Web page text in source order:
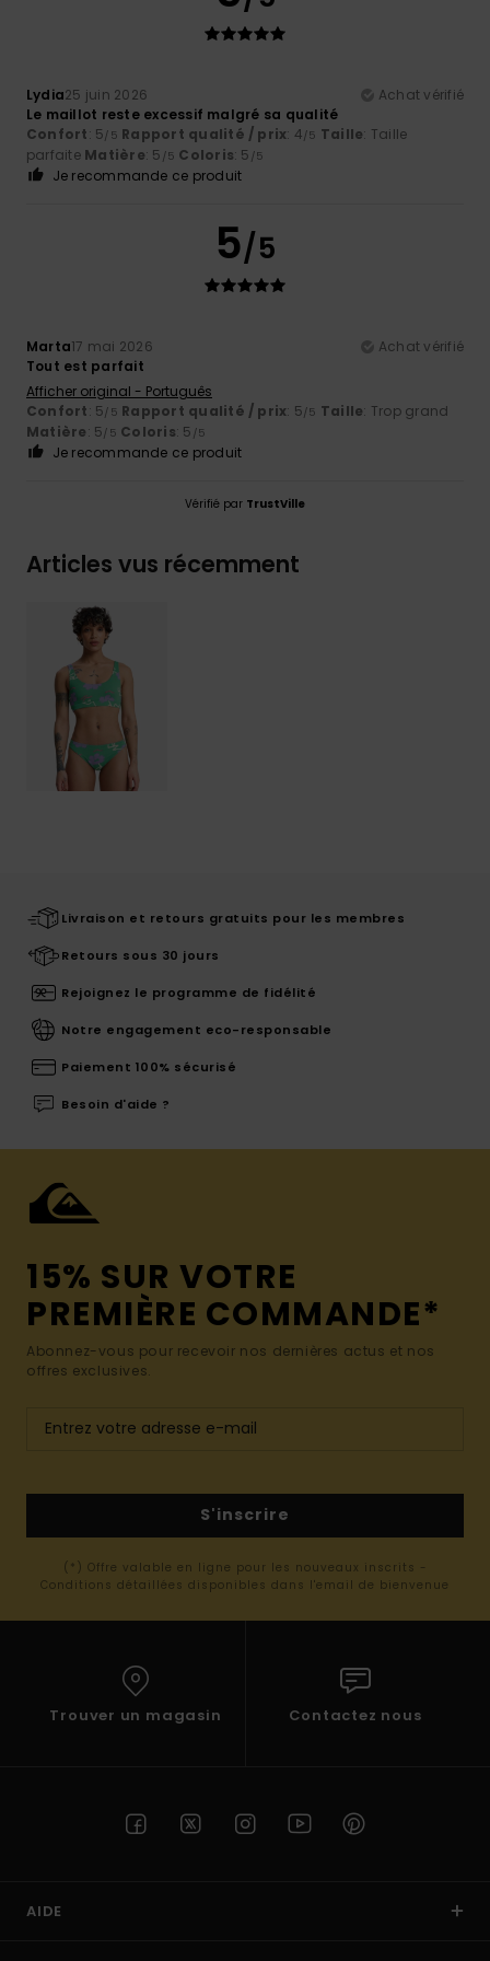
Lydia25 juin 2026
Achat vérifié
Le maillot reste excessif malgré sa qualité
Confort: 5/5 Rapport qualité / prix: 4/5 Taille: Taille
parfaite Matière: 5 /5 Coloris: 5 /5
Je recommande ce produit
5/5
Marta17 mai 2026
Achat vérifié
Tout est parfait
Afficher original - Português
Confort: 5/5 Rapport qualité / prix: 5/5 Taille: Trop grand
Matière: 5/5 Coloris: 5 /5
Je recommande ce produit
Vérifié par TrustVille
Articles vus récemment
Livraison et retours gratuits pour les membres
Retours sous 30 jours
Rejoignez le programme de fidélité
Notre engagement eco-responsable
Paiement 100% sécurisé
Besoin d'aide ?
15% SUR VOTRE
PREMIÈRE COMMANDE*
Abonnez-vous pour recevoir nos dernières actus et nos
offres exclusives.
S'inscrire
(*) Offre valable en ligne pour les nouveaux inscrits -
Conditions détaillées disponibles dans l'email de bienvenue
Trouver un magasin Contactez nous
AIDE